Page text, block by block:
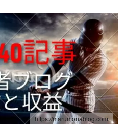
https://marumonablog.com